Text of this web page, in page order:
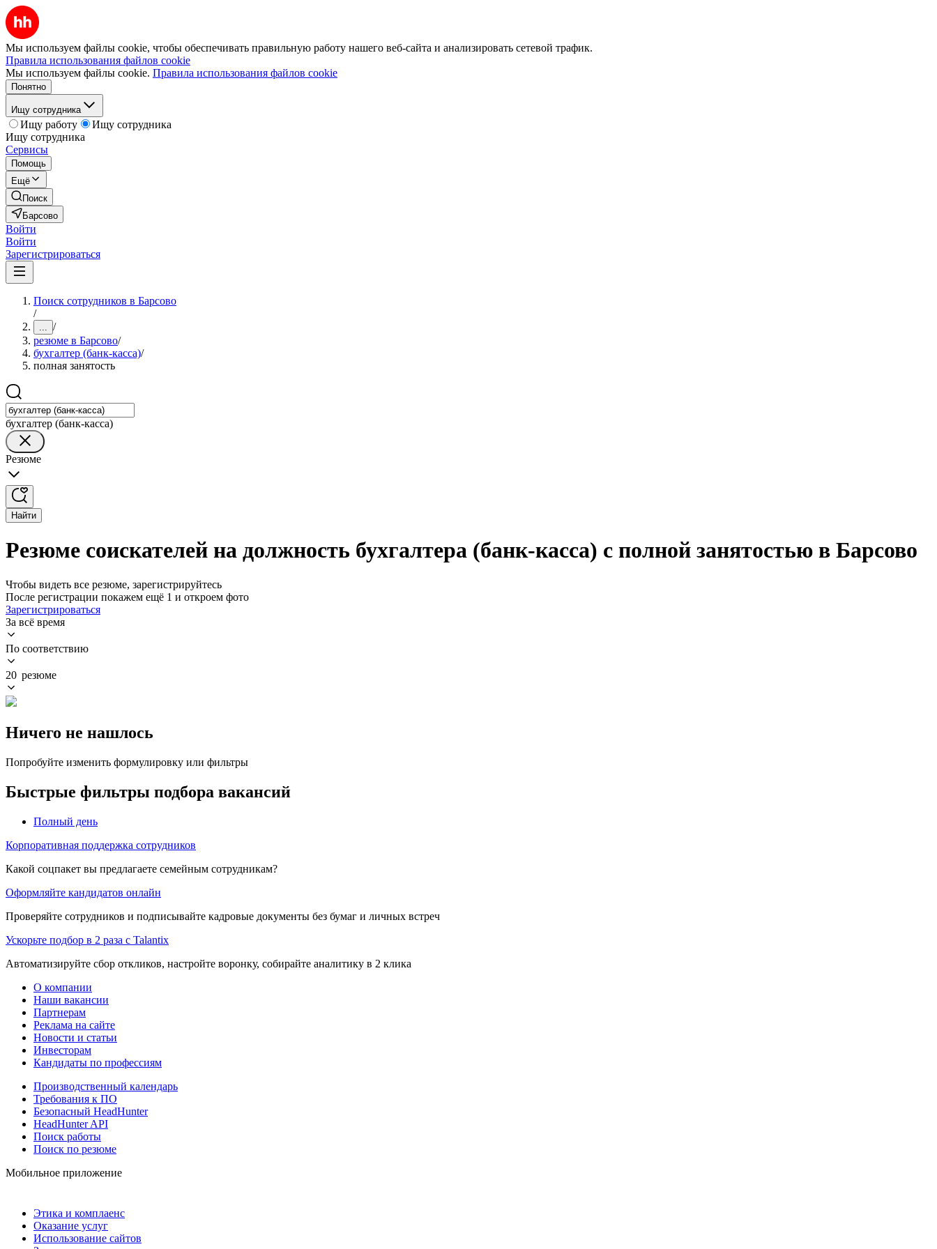
Мы используем файлы cookie, чтобы обеспечивать правильную работу нашего веб-сайта и анализировать сетевой трафик.
Правила использования файлов cookie
Мы используем файлы cookie. Правила использования файлов cookie
Понятно
Ищу сотрудника
Ищу работу
Ищу сотрудника
Ищу сотрудника
Сервисы
Помощь
Ещё
Поиск
Барсово
Войти
Войти
Зарегистрироваться
Поиск сотрудников в Барсово
/
... /
резюме в Барсово/
бухгалтер (банк-касса)/
полная занятость
бухгалтер (банк-касса)
Резюме
Найти
Резюме соискателей на должность бухгалтера (банк-касса) с полной занятостью в Барсово
Чтобы видеть все резюме, зарегистрируйтесь
После регистрации покажем ещё 1 и откроем фото
Зарегистрироваться
За всё время
По соответствию
20 резюме
Ничего не нашлось
Попробуйте изменить формулировку или фильтры
Быстрые фильтры подбора вакансий
Полный день
Корпоративная поддержка сотрудников
Какой соцпакет вы предлагаете семейным сотрудникам?
Оформляйте кандидатов онлайн
Проверяйте сотрудников и подписывайте кадровые документы без бумаг и личных встреч
Ускорьте подбор в 2 раза с Talantix
Автоматизируйте сбор откликов, настройте воронку, собирайте аналитику в 2 клика
О компании
Наши вакансии
Партнерам
Реклама на сайте
Новости и статьи
Инвесторам
Кандидаты по профессиям
Производственный календарь
Требования к ПО
Безопасный HeadHunter
HeadHunter API
Поиск работы
Поиск по резюме
Мобильное приложение
Этика и комплаенс
Оказание услуг
Использование сайтов